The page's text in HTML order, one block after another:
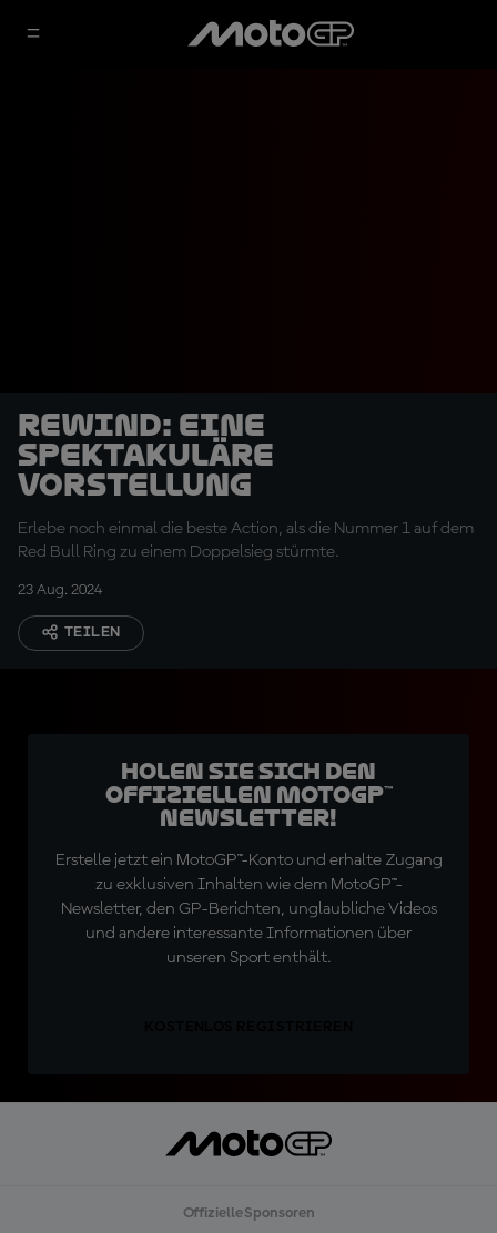
REWIND: Eine
spektakuläre
Vorstellung
Erlebe noch einmal die beste Action, als die Nummer 1 auf dem
Red Bull Ring zu einem Doppelsieg stürmte.
23 Aug. 2024
TEILEN
Holen Sie sich den
offiziellen MotoGP™
Newsletter!
Erstelle jetzt ein MotoGP™-Konto und erhalte Zugang
zu exklusiven Inhalten wie dem MotoGP™-
Newsletter, den GP-Berichten, unglaubliche Videos
und andere interessante Informationen über
unseren Sport enthält.
Offizielle Sponsoren